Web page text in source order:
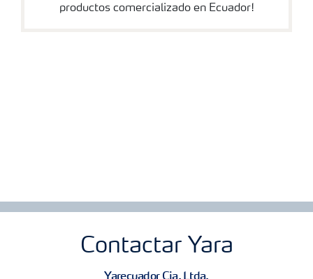
productos comercializado en Ecuador!
Contactar Yara
Yarecuador Cia. Ltda.